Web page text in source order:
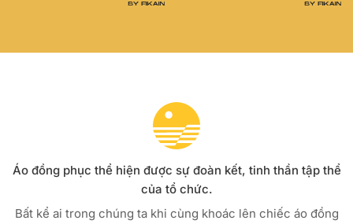
Áo đồng phục thể hiện được sự đoàn kết, tinh thần tập thể
của tổ chức.
Bất kể ai trong chúng ta khi cùng khoác lên chiếc áo đồng